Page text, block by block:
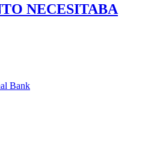
NECESITABA